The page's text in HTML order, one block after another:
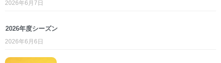
2026年6月7日
2026年度シーズン
2026年6月6日